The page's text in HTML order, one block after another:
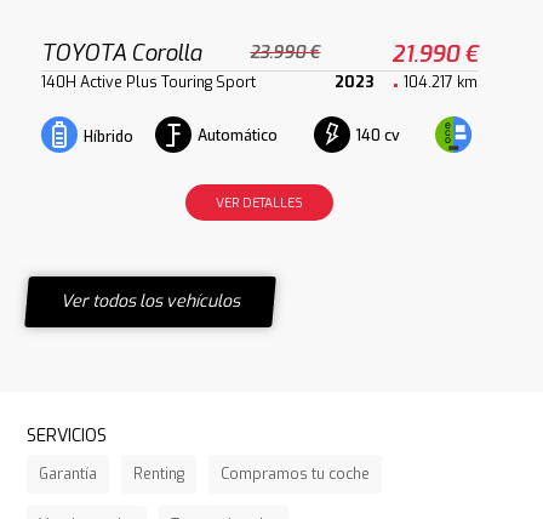
TOYOTA Corolla 23.990 € 21.990 €
140H Active Plus Touring Sport 2023 104.217 km
Híbrido Automático 140 cv
VER DETALLES
Ver todos los vehículos
SERVICIOS
Garantía Renting Compramos tu coche